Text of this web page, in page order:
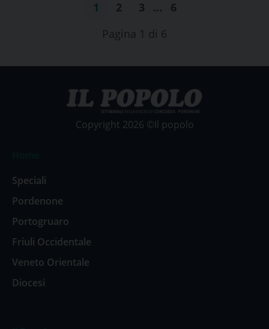
1 2 3 …
6
Pagina 1 di 6
Copyright 2026 ©Il popolo
Speciali
Pordenone
Portogruaro
Friuli Occidentale
Veneto Orientale
Diocesi